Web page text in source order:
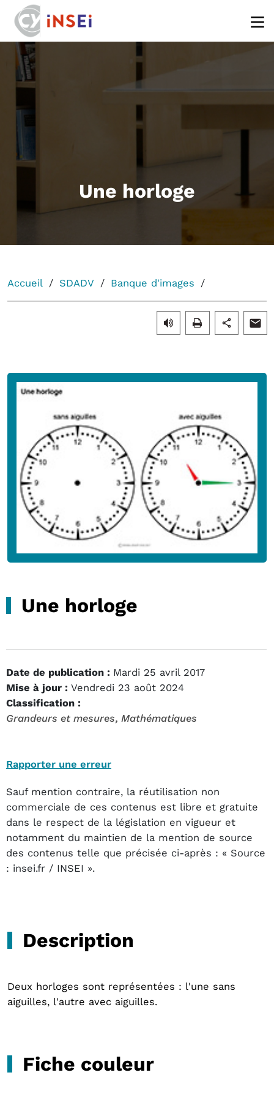
Une horloge
Accueil SDADV Banque d'images
Une horloge
Date de publication : Mardi 25 avril 2017
Mise à jour : Vendredi 23 août 2024
Classification :
Grandeurs et mesures, Mathématiques
Rapporter une erreur
Sauf mention contraire, la réutilisation non
commerciale de ces contenus est libre et gratuite
dans le respect de la législation en vigueur et
notamment du maintien de la mention de source
des contenus telle que précisée ci-après : « Source
: insei.fr / INSEI ».
Description
Deux horloges sont représentées : l'une sans
aiguilles, l'autre avec aiguilles.
Fiche couleur